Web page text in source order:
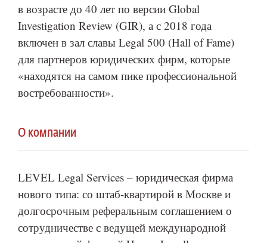
в возрасте до 40 лет по версии Global
Investigation Review (GIR), а с 2018 года
включен в зал славы Legal 500 (Hall of Fame)
для партнеров юридических фирм, которые
«находятся на самом пике профессиональной
востребованности».
О компании
LEVEL Legal Services – юридическая фирма
нового типа: со штаб-квартирой в Москве и
долгосрочным реферальным соглашением о
сотрудничестве с ведущей международной